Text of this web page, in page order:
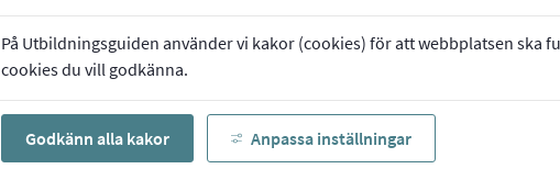
På Utbildningsguiden använder vi kakor (cookies) för att webbplatsen ska
cookies du vill godkänna.
Godkänn alla kakor Anpassa inställningar